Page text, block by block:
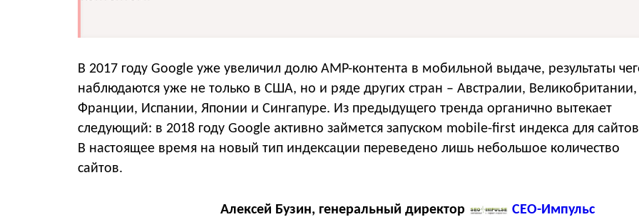
В 2017 году Google уже увеличил долю AMP-контента в мобильной выдаче, результаты
наблюдаются уже не только в США, но и ряде других стран – Австралии, Великобритании,
Франции, Испании, Японии и Сингапуре. Из предыдущего тренда органично вытекает
следующий: в 2018 году Googlе активно займется запуском mobile-first индекса для
В настоящее время на новый тип индексации переведено лишь небольшое количество
сайтов.
Алексей Бузин, генеральный директор СЕО-Импульс